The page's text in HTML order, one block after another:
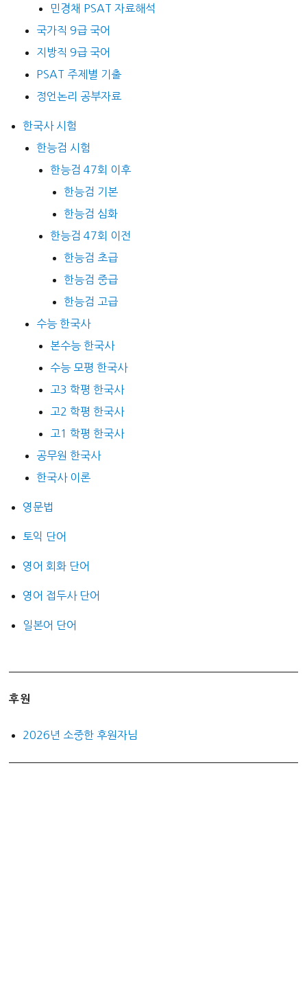
민경채 PSAT 자료해석
국가직 9급 국어
지방직 9급 국어
PSAT 주제별 기출
정언논리 공부자료
한국사 시험
한능검 시험
한능검 47회 이후
한능검 기본
한능검 심화
한능검 47회 이전
한능검 초급
한능검 중급
한능검 고급
수능 한국사
본수능 한국사
수능 모평 한국사
고3 학평 한국사
고2 학평 한국사
고1 학평 한국사
공무원 한국사
한국사 이론
영문법
토익 단어
영어 회화 단어
영어 접두사 단어
일본어 단어
후원
2026년 소중한 후원자님